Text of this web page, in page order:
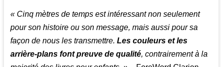
« Cinq mètres de temps est intéressant non seulement
pour son histoire ou son message, mais aussi pour sa
façon de nous les transmettre.Les couleurs et les
arrière-plans font preuve de qualité, contrairement à la